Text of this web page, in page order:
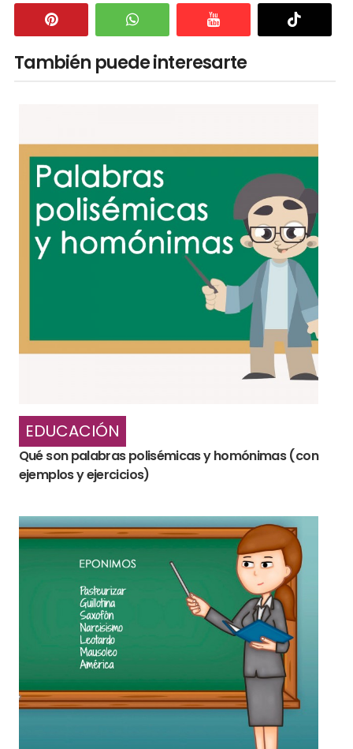
También puede interesarte
EDUCACIÓN
Qué son palabras polisémicas y homónimas (con
ejemplos y ejercicios)